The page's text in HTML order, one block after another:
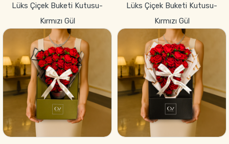
Lüks Çiçek Buketi Kutusu-
Kırmızı Gül
Lüks Çiçek Buketi Kutusu-
Kırmızı Gül